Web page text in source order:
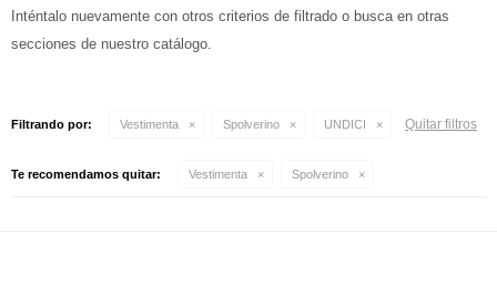
Inténtalo nuevamente con otros criterios de filtrado o busca en otras
secciones de nuestro catálogo.
Filtrando por: Vestimenta Spolverino UNDICI Quitar filtros
Te recomendamos quitar: Vestimenta Spolverino